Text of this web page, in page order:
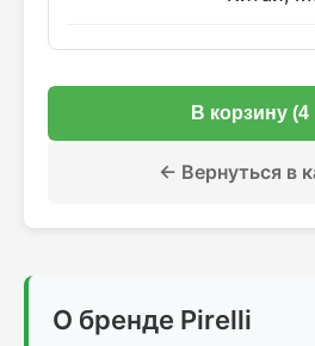
В корзину (4
← Вернуться в
О бренде Pirelli